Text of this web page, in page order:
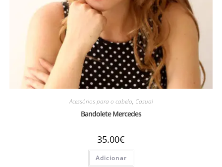
Acessórios para o cabelo, Casual
Bandolete Mercedes
35.00€
Adicionar